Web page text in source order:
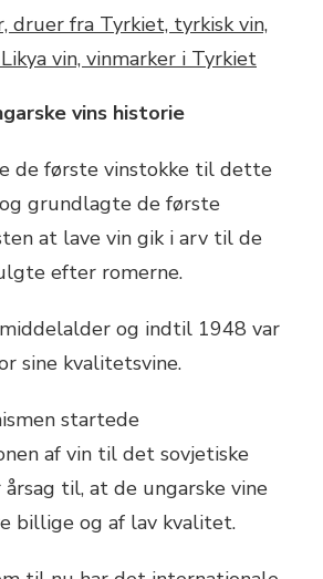
vins historie
de første vinstokke til dette
grundlagte de første
at lave vin gik i arv til de
efter romerne.
og indtil 1948 var
sine kvalitetsvine.
startede
af vin til det sovjetiske
årsag til, at de ungarske vine
billige og af lav kvalitet.